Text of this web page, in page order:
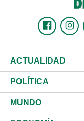
ACTUALIDAD
Nacional
Ciudad
POLÍTICA
Partidos
MUNDO